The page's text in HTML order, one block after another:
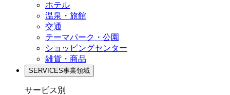
ホテル
温泉・旅館
交通
テーマパーク・公園
ショッピングセンター
雑貨・商品
SERVICES事業領域
サービス別